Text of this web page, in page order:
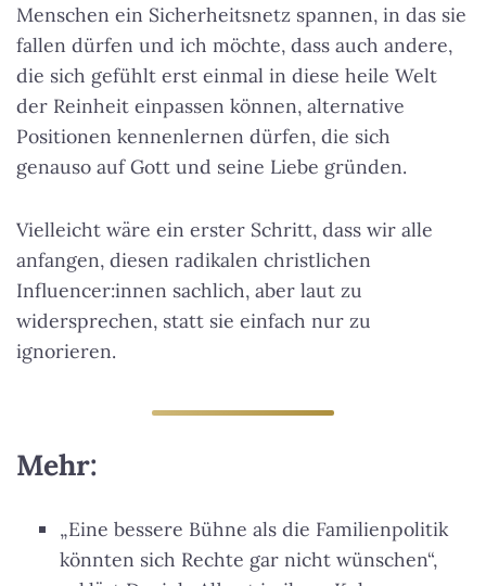
Menschen ein Sicherheitsnetz spannen, in das sie
fallen dürfen und ich möchte, dass auch andere,
die sich gefühlt erst einmal in diese heile Welt
der Reinheit einpassen können, alternative
Positionen kennenlernen dürfen, die sich
genauso auf Gott und seine Liebe gründen.
Vielleicht wäre ein erster Schritt, dass wir alle
anfangen, diesen radikalen christlichen
Influencer:innen sachlich, aber laut zu
widersprechen, statt sie einfach nur zu
ignorieren.
Mehr:
„Eine bessere Bühne als die Familienpolitik
könnten sich Rechte gar nicht wünschen“,